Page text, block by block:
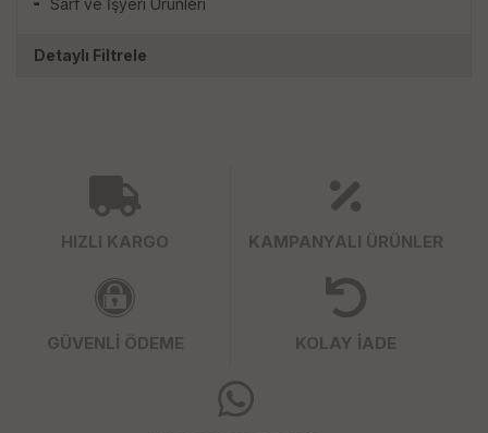
Sarf ve İşyeri Ürünleri
Detaylı Filtrele
HIZLI KARGO KAMPANYALI ÜRÜNLER
GÜVENLİ ÖDEME KOLAY İADE